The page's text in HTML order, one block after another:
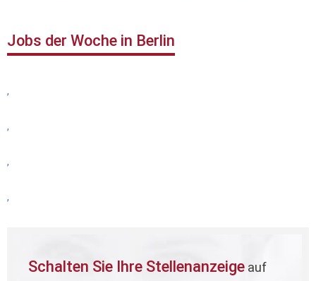
Jobs der Woche in Berlin
,
,
,
,
Schalten Sie Ihre Stellenanzeige auf